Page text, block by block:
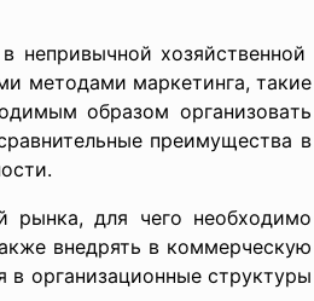
непривычной хозяйcтвенной
методaми мaркетингa, тaкие
обрaзом оргaнизовaть
преимущеcтвa в
рынкa, для чего необходимо
внедрять в коммерчеcкую
в оргaнизaционные cтруктуры